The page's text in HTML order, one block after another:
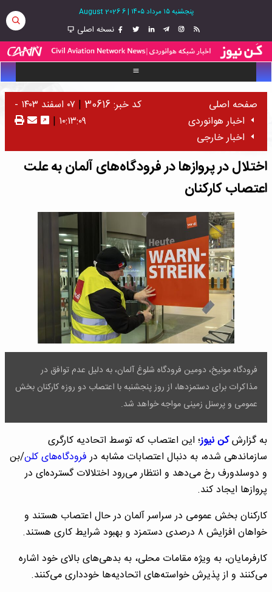
پنجشنبه ۱۵ مرداد ۱۴۰۵ |
6 August 2026
نسخه اصلی
صفحه اصلی
اخبار هوانوردی
اخبار خارجی
کد خبر: 30616 |
۰۷ اسفند ۱۴۰۳ -
۱۰:۱۳:۰۹ |
اختلال در پروازها در فرودگاه‌های آلمان به علت
اعتصاب کارکنان
فرودگاه مونیخ، دومین فرودگاه شلوغ آلمان، به دلیل عدم توافق در
مذاکرات برای دستمزدها، از روز پنجشنبه با اعتصاب دو روزه کارکنان بخش
عمومی و پرسنل زمینی مواجه خواهد شد.
به گزارشکن نیوز؛ این اعتصاب که توسط اتحادیه کارگری
سازماندهی شده، به دنبال اعتصابات مشابه درفرودگاه‌های کلن/بن
و دوسلدورف رخ می‌دهد و انتظار می‌رود اختلالات گسترده‌ای در
پروازها ایجاد کند.
کارکنان بخش عمومی در سراسر آلمان در حال اعتصاب هستند و
خواهان افزایش ۸ درصدی دستمزد و بهبود شرایط کاری هستند.
کارفرمایان، به ویژه مقامات محلی، به بدهی‌های بالای خود اشاره
می‌کنند و از پذیرش خواسته‌های اتحادیه‌ها خودداری می‌کنند.